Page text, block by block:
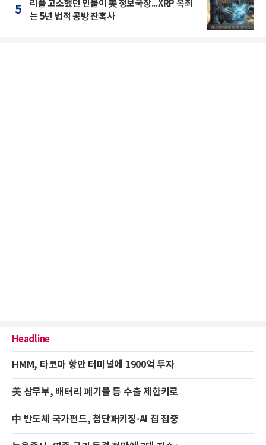
5
리플 고소했던 인물이 美 정보국장...XRP 옥죄
는 5년 법적 공방 잔혹사
Headline
HMM, 타코마 항만 터미널에 1900억 투자
美 상무부, 배터리 폐기물 등 수출 제한키로
中 반도체 국가펀드, 첨단패키징·AI 칩 집중